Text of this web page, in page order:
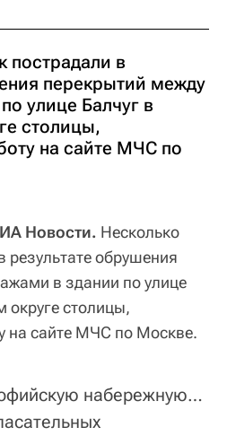
пострадали в
перекрытий между
улице Балчуг в
столицы,
на сайте МЧС по
Новости. Несколько
результате обрушения
в здании по улице
округе столицы,
на сайте МЧС по Москве.
набережную…